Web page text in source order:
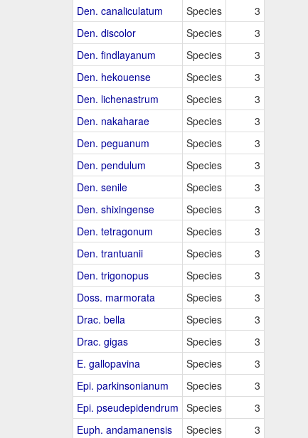
Den. canaliculatum
Species
3
Den. discolor
Species
3
Den. findlayanum
Species
3
Den. hekouense
Species
3
Den. lichenastrum
Species
3
Den. nakaharae
Species
3
Den. peguanum
Species
3
Den. pendulum
Species
3
Den. senile
Species
3
Den. shixingense
Species
3
Den. tetragonum
Species
3
Den. trantuanii
Species
3
Den. trigonopus
Species
3
Doss. marmorata
Species
3
Drac. bella
Species
3
Drac. gigas
Species
3
E. gallopavina
Species
3
Epi. parkinsonianum
Species
3
Epi. pseudepidendrum Species
3
Euph. andamanensis
Species
3